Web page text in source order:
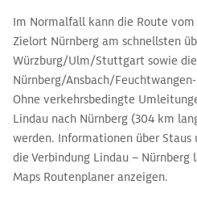
Im Normalfall kann die Route
Zielort Nürnberg am schnellsten
Würzburg/Ulm/Stuttgart sowie
Nürnberg/Ansbach/
Ohne verkehrsbedingte
Lindau nach Nürnberg (304 km
werden. Informationen über Staus
die Verbindung Lindau – Nürnberg
Maps Routenplaner anzeigen.